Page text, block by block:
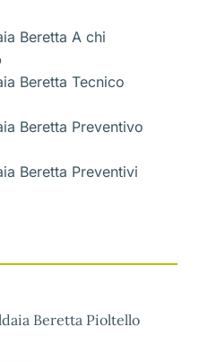
Beretta A chi
Beretta Tecnico
Beretta Preventivo
Beretta Preventivi
Beretta Pioltello